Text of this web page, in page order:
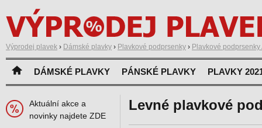
Výprodej plavek › Dámské plavky › Plavkové podprsenky › Plavkové podprsenky
DÁMSKÉ PLAVKY PÁNSKÉ PLAVKY PLAVKY
Levné plavkové
Aktuální akce a
novinky najdete ZDE